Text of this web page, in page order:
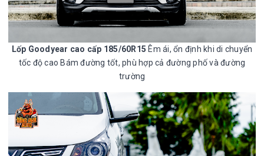
Lốp Goodyear cao cấp 185/60R15 Êm ái, ổn định khi di chuyển
tốc độ cao Bám đường tốt, phù hợp cả đường phố và đường
trường